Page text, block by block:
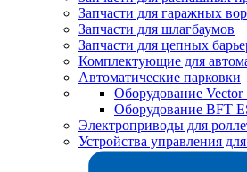
Запчасти для гаражных
Запчасти для шлагбаумов
Запчасти для цепных
Комплектующие для
Автоматические парковки
Оборудование
Оборудование BFT
Электроприводы для
Устройства управления